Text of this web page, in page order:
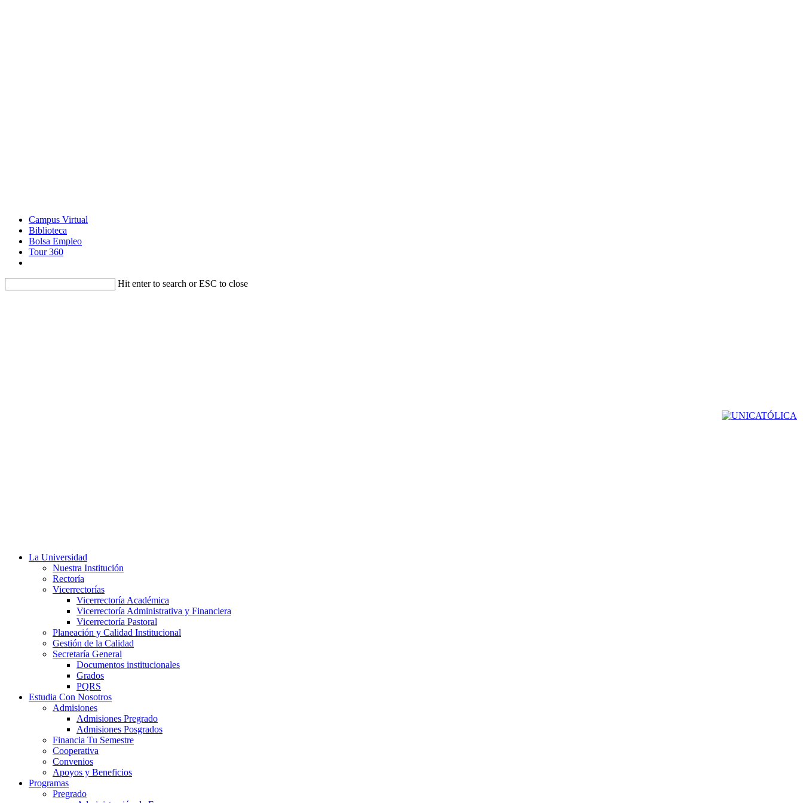
Campus Virtual
Biblioteca
Bolsa Empleo
Tour 360
Hit enter to search or ESC to close
La Universidad
Nuestra Institución
Rectoría
Vicerrectorías
Vicerrectoría Académica
Vicerrectoría Administrativa y Financiera
Vicerrectoría Pastoral
Planeación y Calidad Institucional
Gestión de la Calidad
Secretaría General
Documentos institucionales
Grados
PQRS
Estudia Con Nosotros
Admisiones
Admisiones Pregrado
Admisiones Posgrados
Financia Tu Semestre
Cooperativa
Convenios
Apoyos y Beneficios
Programas
Pregrado